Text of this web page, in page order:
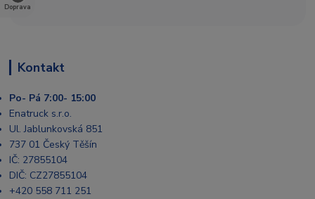
Doprava
Kontakt
Po- Pá 7:00- 15:00
Enatruck s.r.o.
Ul. Jablunkovská 851
737 01 Český Těšín
IČ: 27855104
DIČ: CZ27855104
+420 558 711 251